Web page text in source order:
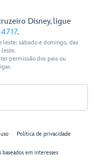
Disney, ligue
.
leste; sábado e domingo, das
leste.
permissão dos pais ou
Política de privacidade
baseados em interesses